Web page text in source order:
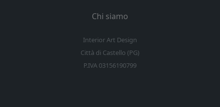
Chi siamo
Interior Art Design
Città di Castello (PG)
P.IVA 03156190799